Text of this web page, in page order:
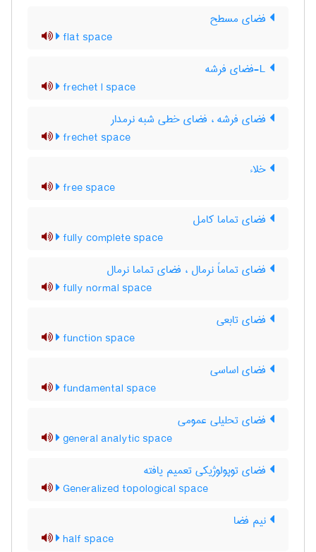
فضای مسطح
flat space
frechet l space
فضای فرشه ، فضای خطی شبه نرمدار
frechet space
خلاء
free space
فضای تماما کامل
fully complete space
فضای تماماً نرمال ، فضای تماما نرمال
fully normal space
فضای تابعی
function space
فضای اساسی
fundamental space
فضای تحلیلی عمومی
general analytic space
فضای توپولوژیکی تعمیم یافته
Generalized topological space
نیم فضا
half space